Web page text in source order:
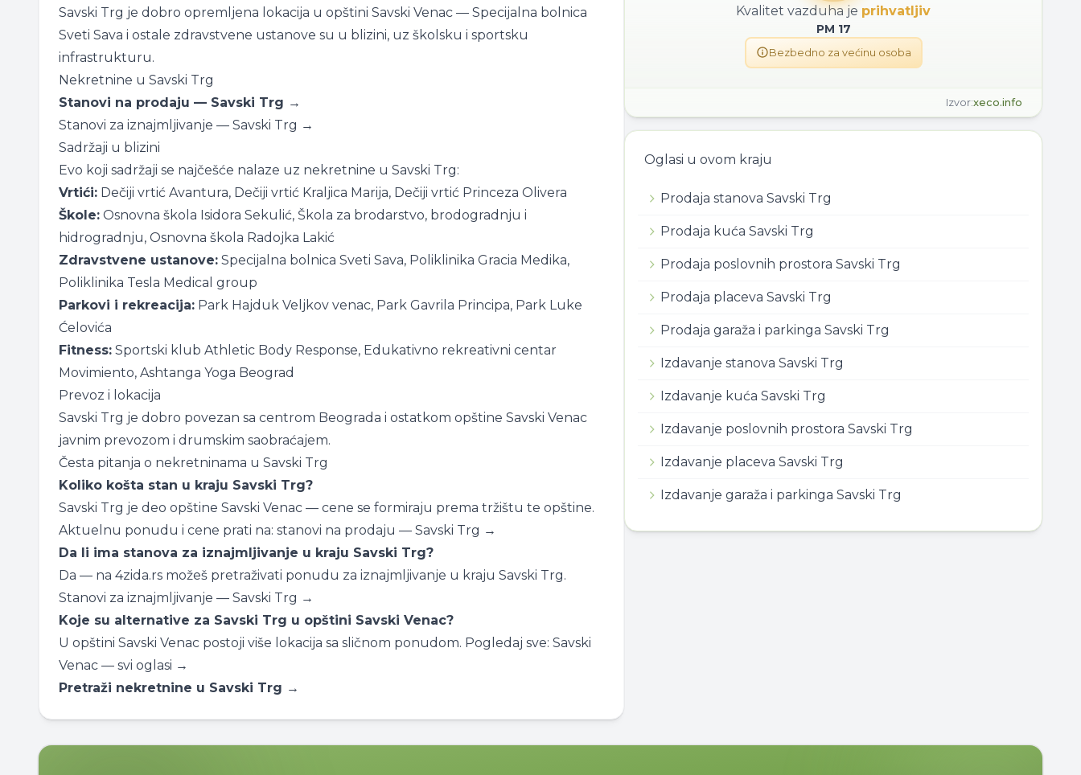
Savski Trg je dobro opremljena lokacija u opštini Savski Venac — Specijalna bolnica
Sveti Sava i ostale zdravstvene ustanove su u blizini, uz školsku i sportsku
infrastrukturu.
Nekretnine u Savski Trg
Stanovi na prodaju — Savski Trg →
Stanovi za iznajmljivanje — Savski Trg →
Sadržaji u blizini
Evo koji sadržaji se najčešće nalaze uz nekretnine u Savski Trg:
Vrtići: Dečiji vrtić Avantura, Dečiji vrtić Kraljica Marija, Dečiji vrtić Princeza Olivera
Škole: Osnovna škola Isidora Sekulić, Škola za brodarstvo, brodogradnju i
hidrogradnju, Osnovna škola Radojka Lakić
Zdravstvene ustanove: Specijalna bolnica Sveti Sava, Poliklinika Gracia Medika,
Poliklinika Tesla Medical group
Parkovi i rekreacija: Park Hajduk Veljkov venac, Park Gavrila Principa, Park Luke
Ćelovića
Fitness: Sportski klub Athletic Body Response, Edukativno rekreativni centar
Movimiento, Ashtanga Yoga Beograd
Prevoz i lokacija
Savski Trg je dobro povezan sa centrom Beograda i ostatkom opštine Savski Venac
javnim prevozom i drumskim saobraćajem.
Česta pitanja o nekretninama u Savski Trg
Koliko košta stan u kraju Savski Trg?
Savski Trg je deo opštine Savski Venac — cene se formiraju prema tržištu te opštine.
Aktuelnu ponudu i cene prati na: stanovi na prodaju — Savski Trg →
Da li ima stanova za iznajmljivanje u kraju Savski Trg?
Da — na 4zida.rs možeš pretraživati ponudu za iznajmljivanje u kraju Savski Trg.
Stanovi za iznajmljivanje — Savski Trg →
Koje su alternative za Savski Trg u opštini Savski Venac?
U opštini Savski Venac postoji više lokacija sa sličnom ponudom. Pogledaj sve: Savski
Venac — svi oglasi →
Pretraži nekretnine u Savski Trg →
Kvalitet vazduha je prihvatljiv
PM 17
Bezbedno za većinu osoba
Izvor:xeco.info
Oglasi u ovom kraju
Prodaja stanova Savski Trg
Prodaja kuća Savski Trg
Prodaja poslovnih prostora Savski Trg
Prodaja placeva Savski Trg
Prodaja garaža i parkinga Savski Trg
Izdavanje stanova Savski Trg
Izdavanje kuća Savski Trg
Izdavanje poslovnih prostora Savski Trg
Izdavanje placeva Savski Trg
Izdavanje garaža i parkinga Savski Trg